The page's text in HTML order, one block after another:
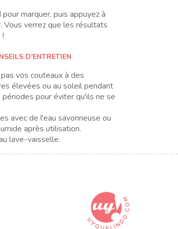
marquer, puis appuyez à
Vous verrez que les résultats
D'ENTRETIEN
vos couteaux à des
élevées ou au soleil pendant
pour éviter qu'ils ne se
avec de l'eau savonneuse ou
après utilisation.
lave-vaisselle.